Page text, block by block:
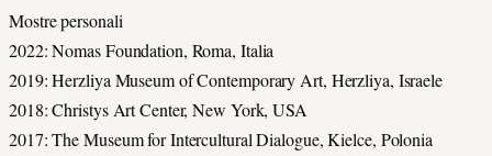
Mostre personali
2022: Nomas Foundation, Roma, Italia
2019: Herzliya Museum of Contemporary Art, Herzliya, Israele
2018: Christys Art Center, New York, USA
2017: The Museum for Intercultural Dialogue, Kielce, Polonia